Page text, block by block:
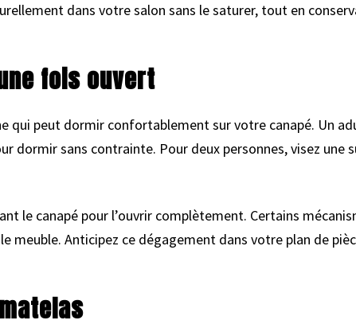
dans votre salon sans le saturer, tout en
fois ouvert
qui peut dormir confortablement sur votre canapé. Un
dormir sans contrainte. Pour deux personnes, visez une
le canapé pour l’ouvrir complètement. Certains
meuble. Anticipez ce dégagement dans votre plan de